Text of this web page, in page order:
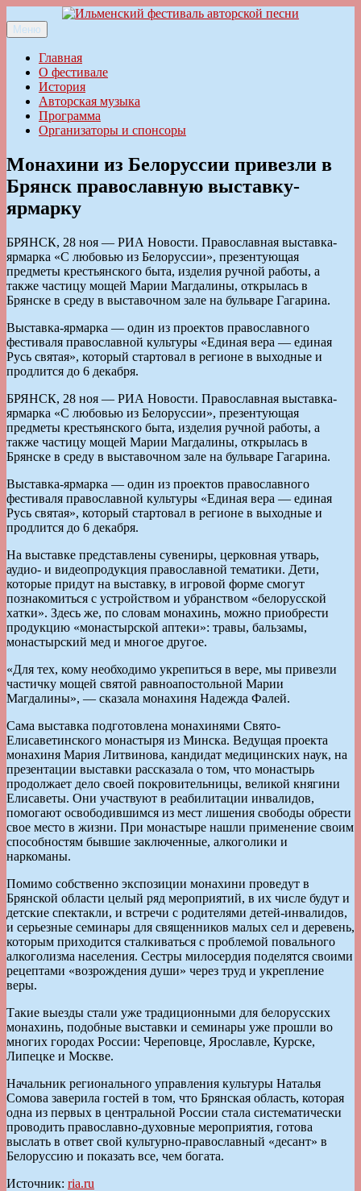
к
содержимому
Ильменский фестиваль авторской песни
Меню
Главная
О фестивале
История
Авторская музыка
Программа
Организаторы и спонсоры
Монахини из Белоруссии привезли в
Брянск православную выставку-
ярмарку
БРЯНСК, 28 ноя — РИА Новости. Православная выставка-
ярмарка «С любовью из Белоруссии», презентующая
предметы крестьянского быта, изделия ручной работы, а
также частицу мощей Марии Магдалины, открылась в
Брянске в среду в выставочном зале на бульваре Гагарина.
Выставка-ярмарка — один из проектов православного
фестиваля православной культуры «Единая вера — единая
Русь святая», который стартовал в регионе в выходные и
продлится до 6 декабря.
БРЯНСК, 28 ноя — РИА Новости. Православная выставка-
ярмарка «С любовью из Белоруссии», презентующая
предметы крестьянского быта, изделия ручной работы, а
также частицу мощей Марии Магдалины, открылась в
Брянске в среду в выставочном зале на бульваре Гагарина.
Выставка-ярмарка — один из проектов православного
фестиваля православной культуры «Единая вера — единая
Русь святая», который стартовал в регионе в выходные и
продлится до 6 декабря.
На выставке представлены сувениры, церковная утварь,
аудио- и видеопродукция православной тематики. Дети,
которые придут на выставку, в игровой форме смогут
познакомиться с устройством и убранством «белорусской
хатки». Здесь же, по словам монахинь, можно приобрести
продукцию «монастырской аптеки»: травы, бальзамы,
монастырский мед и многое другое.
«Для тех, кому необходимо укрепиться в вере, мы привезли
частичку мощей святой равноапостольной Марии
Магдалины», — сказала монахиня Надежда Фалей.
Сама выставка подготовлена монахинями Свято-
Елисаветинского монастыря из Минска. Ведущая проекта
монахиня Мария Литвинова, кандидат медицинских наук, на
презентации выставки рассказала о том, что монастырь
продолжает дело своей покровительницы, великой княгини
Елисаветы. Они участвуют в реабилитации инвалидов,
помогают освободившимся из мест лишения свободы обрести
свое место в жизни. При монастыре нашли применение своим
способностям бывшие заключенные, алкоголики и
наркоманы.
Помимо собственно экспозиции монахини проведут в
Брянской области целый ряд мероприятий, в их числе будут и
детские спектакли, и встречи с родителями детей-инвалидов,
и серьезные семинары для священников малых сел и деревень,
которым приходится сталкиваться с проблемой повального
алкоголизма населения. Сестры милосердия поделятся своими
рецептами «возрождения души» через труд и укрепление
веры.
Такие выезды стали уже традиционными для белорусских
монахинь, подобные выставки и семинары уже прошли во
многих городах России: Череповце, Ярославле, Курске,
Липецке и Москве.
Начальник регионального управления культуры Наталья
Сомова заверила гостей в том, что Брянская область, которая
одна из первых в центральной России стала систематически
проводить православно-духовные мероприятия, готова
выслать в ответ свой культурно-православный «десант» в
Белоруссию и показать все, чем богата.
Источник: ria.ru